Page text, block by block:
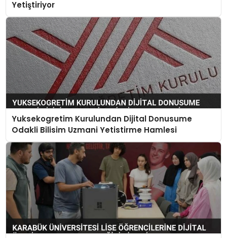
Yetiştiriyor
Yuksekogretim Kurulundan Dijital Donusume
Odakli Bilisim Uzmani Yetistirme Hamlesi